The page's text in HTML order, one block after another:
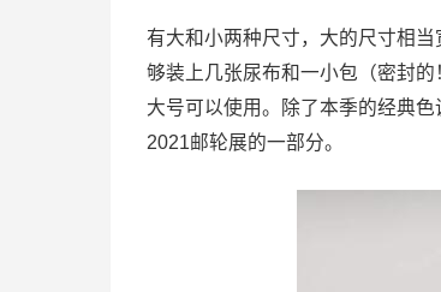
有大和小两种尺寸，大的尺寸相
够装上几张尿布和一小包（密封
大号可以使用。除了本季的经典
2021邮轮展的一部分。